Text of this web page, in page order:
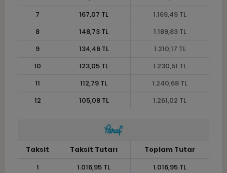
7
167,07 TL
1.169,49 TL
8
148,73 TL
1.189,83 TL
9
134,46 TL
1.210,17 TL
10
123,05 TL
1.230,51 TL
11
112,79 TL
1.240,68 TL
12
105,08 TL 1.261,02 TL
Taksit Taksit Tutarı
Toplam Tutar
1
1.016,95 TL
1.016,95 TL